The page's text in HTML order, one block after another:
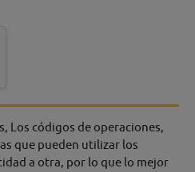
Los códigos de operaciones,
que pueden utilizar los
a otra, por lo que lo mejor